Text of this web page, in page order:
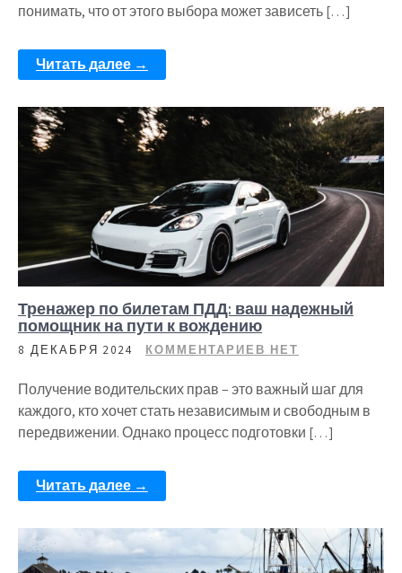
понимать, что от этого выбора может зависеть […]
Читать далее →
Тренажер по билетам ПДД: ваш надежный
помощник на пути к вождению
8 ДЕКАБРЯ 2024 КОММЕНТАРИЕВ НЕТ
Получение водительских прав – это важный шаг для
каждого, кто хочет стать независимым и свободным в
передвижении. Однако процесс подготовки […]
Читать далее →